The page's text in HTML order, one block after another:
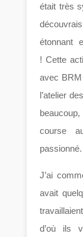
était très
étonnant
! Cette
avec BRM
l’atelier
course
passionné.
J’ai
avait
d’où ils